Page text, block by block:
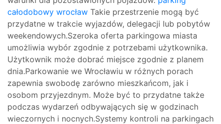
całodobowy wrocław Takie przestrzenie mogą być
przydatne w trakcie wyjazdów, delegacji lub pobytów
weekendowych.Szeroka oferta parkingowa miasta
umożliwia wybór zgodnie z potrzebami użytkownika.
Użytkownik może dobrać miejsce zgodnie z planem
dnia.Parkowanie we Wrocławiu w różnych porach
zapewnia swobodę zarówno mieszkańcom, jak i
osobom przyjezdnym. Może być to przydatne także
podczas wydarzeń odbywających się w godzinach
wieczornych i nocnych.Systemy kontroli na parkingach